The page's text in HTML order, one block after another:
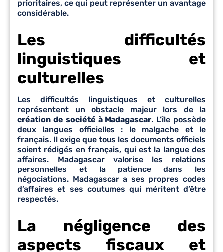
prioritaires, ce qui peut représenter un avantage
considérable.
Les difficultés
linguistiques et
culturelles
Les difficultés linguistiques et culturelles
représentent un obstacle majeur lors de la
création de société à Madagascar. L’île possède
deux langues officielles : le malgache et le
français. Il exige que tous les documents officiels
soient rédigés en français, qui est la langue des
affaires. Madagascar valorise les relations
personnelles et la patience dans les
négociations. Madagascar a ses propres codes
d’affaires et ses coutumes qui méritent d’être
respectés.
La négligence des
aspects fiscaux et